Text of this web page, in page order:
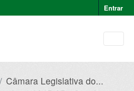
Entrar
Câmara Legislativa do...